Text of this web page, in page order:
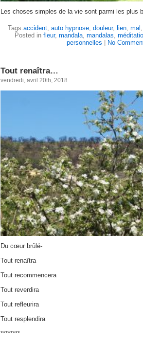
Les choses simples de la vie sont parmi les plus
Tags:accident, auto hypnose, douleur, lien, mal
Posted in fleur, mandala, mandalas,
personnelles
No
Tout renaîtra…
vendredi, avril 20th, 2018
Du cœur brûlé-
Tout renaîtra
Tout recommencera
Tout reverdira
Tout refleurira
Tout resplendira
********